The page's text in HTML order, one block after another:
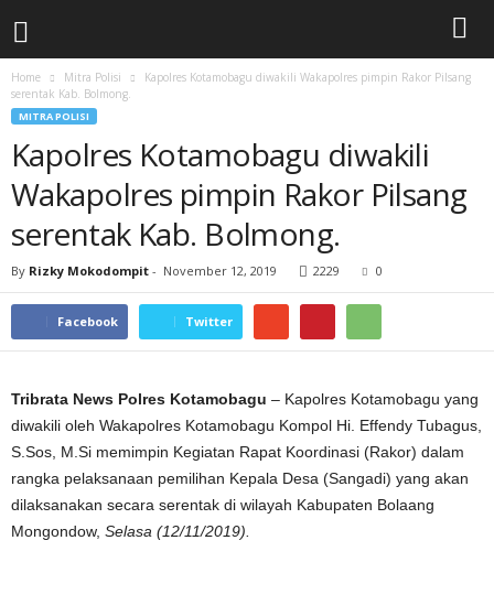
Home Mitra Polisi
Kapolres Kotamobagu diwakili Wakapolres pimpin Rakor Pilsang
serentak Kab. Bolmong.
MITRA POLISI
Kapolres Kotamobagu diwakili
Wakapolres pimpin Rakor Pilsang
serentak Kab. Bolmong.
By Rizky Mokodompit - November 12, 2019 2229 0
Facebook Twitter
Tribrata News Polres Kotamobagu – Kapolres Kotamobagu yang
diwakili oleh Wakapolres Kotamobagu Kompol Hi. Effendy Tubagus,
S.Sos, M.Si memimpin Kegiatan Rapat Koordinasi (Rakor) dalam
rangka pelaksanaan pemilihan Kepala Desa (Sangadi) yang akan
dilaksanakan secara serentak di wilayah Kabupaten Bolaang
Mongondow, Selasa (12/11/2019).